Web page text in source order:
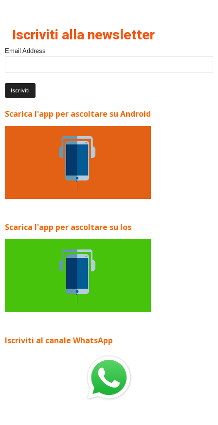
Iscriviti alla newsletter
Email Address
Scarica l'app per ascoltare su Android
Scarica l'app per ascoltare su Ios
Iscriviti al canale WhatsApp